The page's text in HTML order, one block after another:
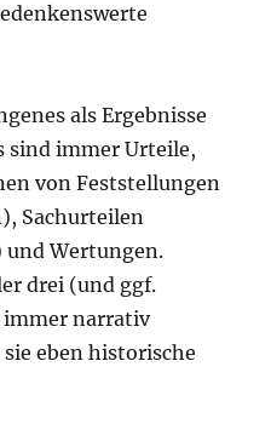
als Ergebnisse
sind immer Urteile,
von Feststellungen
Sachurteilen
und Wertungen.
drei (und ggf.
immer narrativ
eben historische